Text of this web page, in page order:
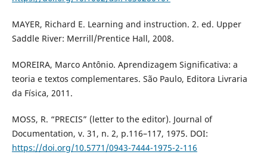
MAYER, Richard E. Learning and instruction. 2. ed. Upper
Saddle River: Merrill/Prentice Hall, 2008.
MOREIRA, Marco Antônio. Aprendizagem Significativa: a
teoria e textos complementares. São Paulo, Editora Livraria
da Física, 2011.
MOSS, R. “PRECIS” (letter to the editor). Journal of
Documentation, v. 31, n. 2, p.116–117, 1975. DOI:
https://doi.org/10.5771/0943-7444-1975-2-116